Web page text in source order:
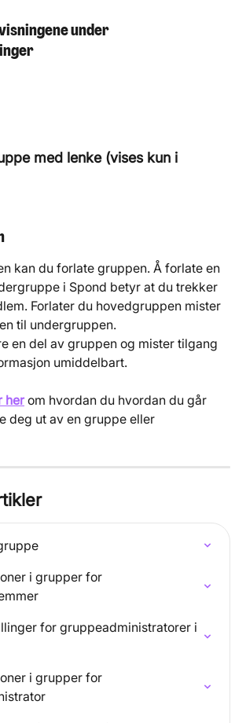
under
med lenke (vises kun i
kan du forlate gruppen. Å forlate en
i Spond betyr at du trekker
Forlater du hovedgruppen mister
til undergruppen.
en del av gruppen og mister tilgang
umiddelbart.
her om hvordan du hvordan du går
deg ut av en gruppe eller
i grupper for
for gruppeadministratorer i
i grupper for